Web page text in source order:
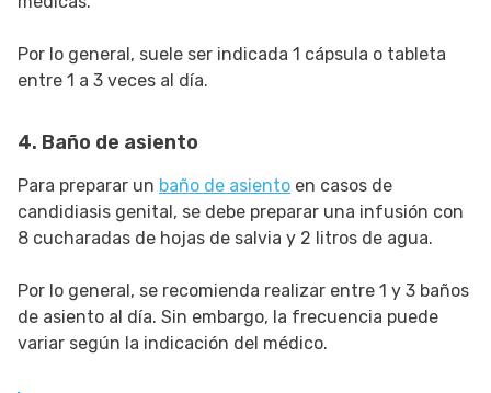
Por lo general, suele ser indicada 1 cápsula o tableta
entre 1 a 3 veces al día.
4. Baño de asiento
Para preparar un baño de asiento en casos de
candidiasis genital, se debe preparar una infusión con
8 cucharadas de hojas de salvia y 2 litros de agua.
Por lo general, se recomienda realizar entre 1 y 3 baños
de asiento al día. Sin embargo, la frecuencia puede
variar según la indicación del médico.